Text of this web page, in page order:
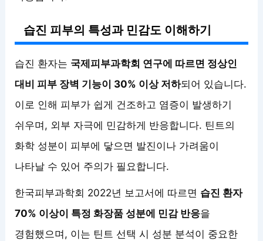
습진 피부의 특성과 민감도 이해하기
습진 환자는 국제피부과학회 연구에 따르면 정상인
대비 피부 장벽 기능이 30% 이상 저하되어 있습니다.
이로 인해 피부가 쉽게 건조하고 염증이 발생하기
쉬우며, 외부 자극에 민감하게 반응합니다. 틴트의
화학 성분이 피부에 닿으면 발진이나 가려움이
나타날 수 있어 주의가 필요합니다.
한국피부과학회 2022년 보고서에 따르면 습진 환자
70% 이상이 특정 화장품 성분에 민감 반응을
경험했으며, 이는 틴트 선택 시 성분 분석이 중요한